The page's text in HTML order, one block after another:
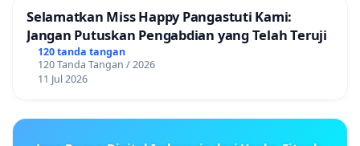
Selamatkan Miss Happy Pangastuti Kami:
Jangan Putuskan Pengabdian yang Telah Teruji
120 tanda tangan
120 Tanda Tangan / 2026
11 Jul 2026